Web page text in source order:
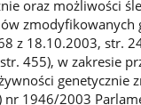
oraz możliwości
zmodyfikowanych
z 18.10.2003, str.
455), w zakresie
genetycznie
nr 1946/2003